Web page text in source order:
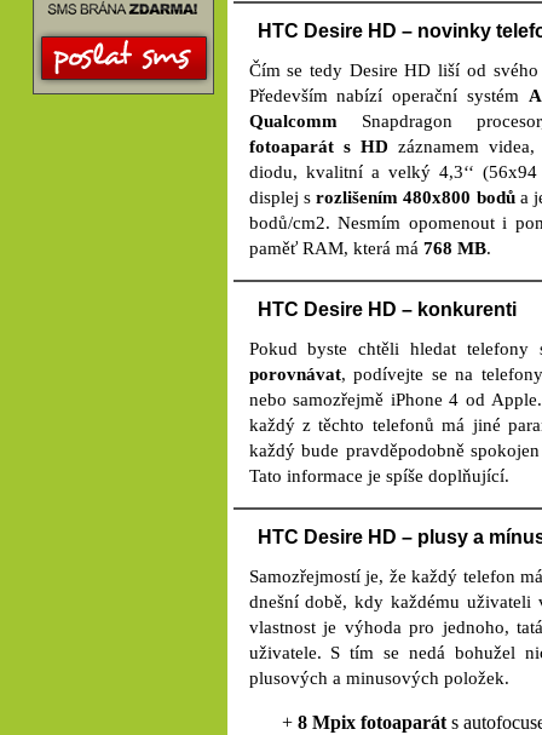
HTC Desire HD – novinky
Čím se tedy Desire HD liší od
Především nabízí operační systém
Qualcomm Snapdragon
fotoaparát s HD záznamem
diodu, kvalitní a velký 4,3‘‘
displej srozlišením 480x800 bodůa
bodů/cm2. Nesmím opomenout i
paměť RAM, která má 768 MB.
HTC Desire HD – konkurenti
Pokud byste chtěli hledat
porovnávat, podívejte se na
nebo samozřejmě iPhone 4 od
každý z těchto telefonů má jiné
každý bude pravděpodobně
Tato informace je spíše doplňující.
HTC Desire HD – plusy a
Samozřejmostí je, že každý telefon
dnešní době, kdy každému
vlastnost je výhoda pro jednoho,
uživatele. S tím se nedá bohužel
plusových a minusových položek.
+ 8 Mpix fotoaparát s